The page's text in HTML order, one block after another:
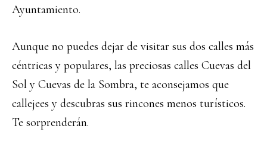
Ayuntamiento.
Aunque no puedes dejar de visitar sus dos calles más
céntricas y populares, las preciosas calles Cuevas del
Sol y Cuevas de la Sombra, te aconsejamos que
callejees y descubras sus rincones menos turísticos.
Te sorprenderán.